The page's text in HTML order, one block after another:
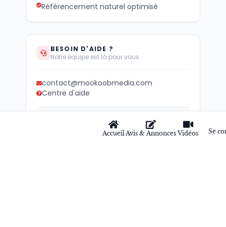
AccueilAvis & Annonces Vidéos Se
Référencement naturel optimisé
BESOIN D'AIDE ?
Notre équipe est là pour vous
contact@mookoobmedia.com
Centre d'aide
+ Réponse rapide garantie